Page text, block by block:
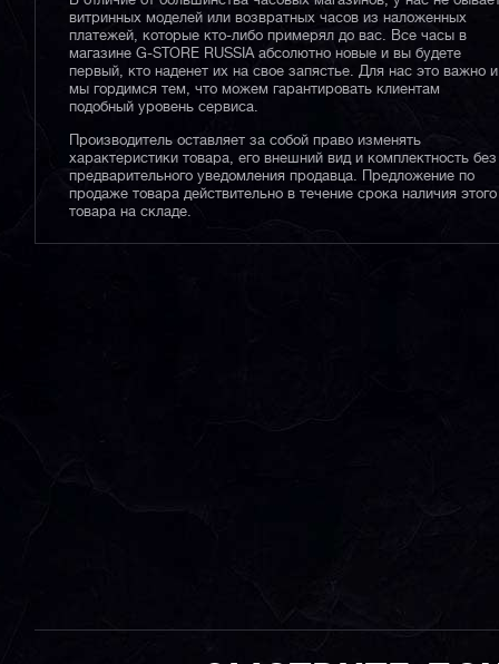
витринных моделей или возвратных часов из наложенных
платежей, которые кто-либо примерял до вас. Все часы в
магазине G-STORE RUSSIA абсолютно новые и вы будете
первый, кто наденет их на свое запястье. Для нас это важно и
мы гордимся тем, что можем гарантировать клиентам
подобный уровень сервиса.
Производитель оставляет за собой право изменять
характеристики товара, его внешний вид и комплектность без
предварительного уведомления продавца. Предложение по
продаже товара действительно в течение срока наличия этого
товара на складе.